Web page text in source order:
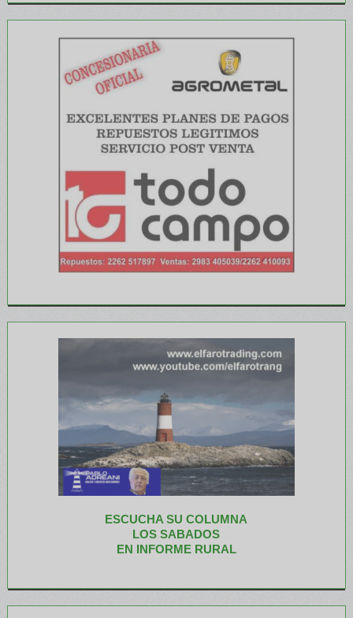
ESCUCHA SU COLUMNA
LOS SABADOS
EN INFORME RURAL